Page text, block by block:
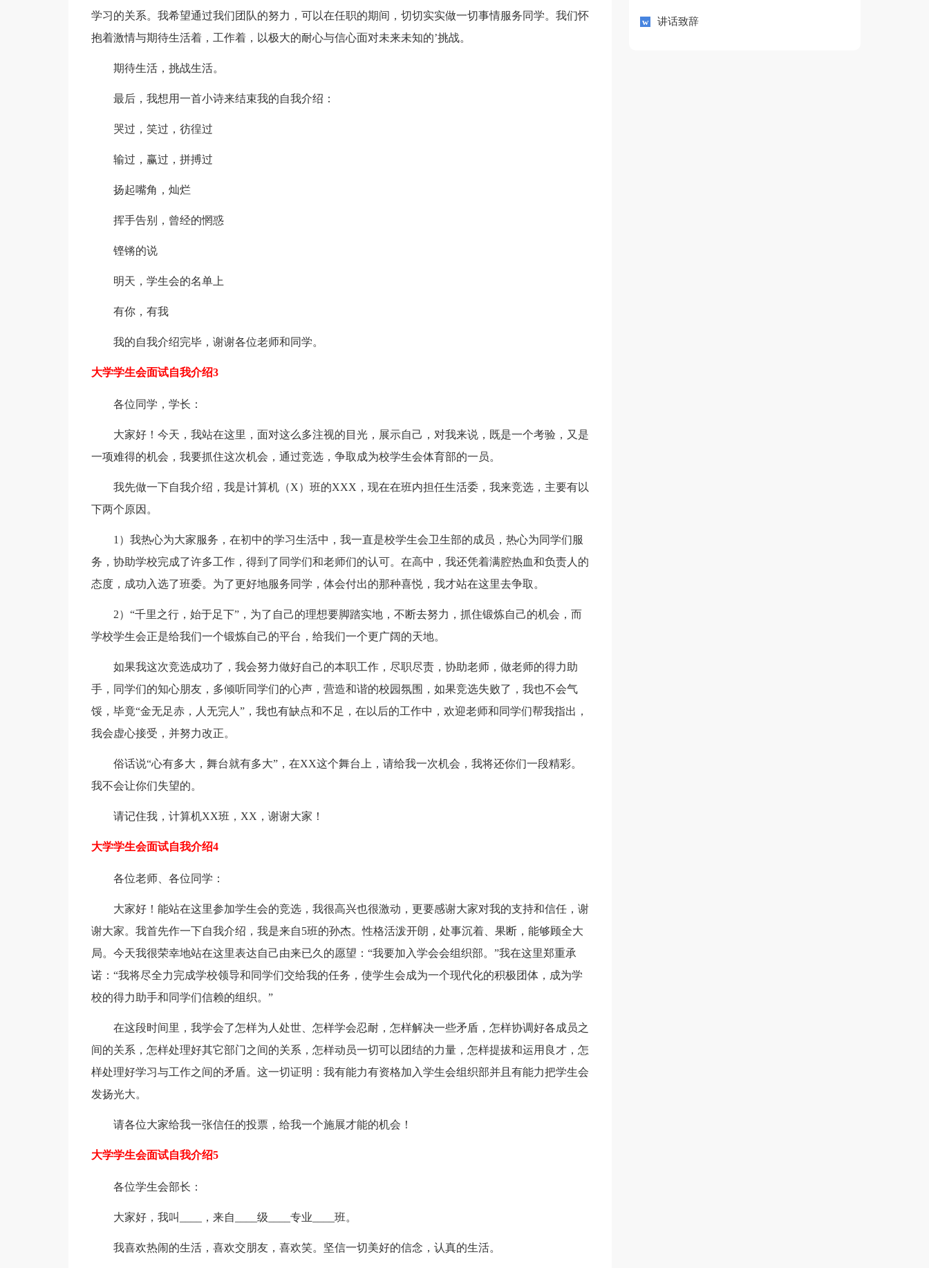
学习的关系。我希望通过我们团队的努力，可以在任职的期间，切切实实做一切事情服务同学。我们怀
抱着激情与期待生活着，工作着，以极大的耐心与信心面对未来未知的’挑战。
期待生活，挑战生活。
最后，我想用一首小诗来结束我的自我介绍：
哭过，笑过，彷徨过
输过，赢过，拼搏过
扬起嘴角，灿烂
挥手告别，曾经的惘惑
铿锵的说
明天，学生会的名单上
有你，有我
我的自我介绍完毕，谢谢各位老师和同学。
大学学生会面试自我介绍3
各位同学，学长：
大家好！今天，我站在这里，面对这么多注视的目光，展示自己，对我来说，既是一个考验，又是
一项难得的机会，我要抓住这次机会，通过竞选，争取成为校学生会体育部的一员。
我先做一下自我介绍，我是计算机（X）班的XXX，现在在班内担任生活委，我来竞选，主要有以
下两个原因。
1）我热心为大家服务，在初中的学习生活中，我一直是校学生会卫生部的成员，热心为同学们服
务，协助学校完成了许多工作，得到了同学们和老师们的认可。在高中，我还凭着满腔热血和负责人的
态度，成功入选了班委。为了更好地服务同学，体会付出的那种喜悦，我才站在这里去争取。
2）“千里之行，始于足下”，为了自己的理想要脚踏实地，不断去努力，抓住锻炼自己的机会，而
学校学生会正是给我们一个锻炼自己的平台，给我们一个更广阔的天地。
如果我这次竞选成功了，我会努力做好自己的本职工作，尽职尽责，协助老师，做老师的得力助
手，同学们的知心朋友，多倾听同学们的心声，营造和谐的校园氛围，如果竞选失败了，我也不会气
馁，毕竟“金无足赤，人无完人”，我也有缺点和不足，在以后的工作中，欢迎老师和同学们帮我指出，
我会虚心接受，并努力改正。
俗话说“心有多大，舞台就有多大”，在XX这个舞台上，请给我一次机会，我将还你们一段精彩。
我不会让你们失望的。
请记住我，计算机XX班，XX，谢谢大家！
大学学生会面试自我介绍4
各位老师、各位同学：
大家好！能站在这里参加学生会的竞选，我很高兴也很激动，更要感谢大家对我的支持和信任，谢
谢大家。我首先作一下自我介绍，我是来自5班的孙杰。性格活泼开朗，处事沉着、果断，能够顾全大
局。今天我很荣幸地站在这里表达自己由来已久的愿望：“我要加入学会会组织部。”我在这里郑重承
诺：“我将尽全力完成学校领导和同学们交给我的任务，使学生会成为一个现代化的积极团体，成为学
校的得力助手和同学们信赖的组织。”
在这段时间里，我学会了怎样为人处世、怎样学会忍耐，怎样解决一些矛盾，怎样协调好各成员之
间的关系，怎样处理好其它部门之间的关系，怎样动员一切可以团结的力量，怎样提拔和运用良才，怎
样处理好学习与工作之间的矛盾。这一切证明：我有能力有资格加入学生会组织部并且有能力把学生会
发扬光大。
请各位大家给我一张信任的投票，给我一个施展才能的机会！
大学学生会面试自我介绍5
各位学生会部长：
大家好，我叫____，来自____级____专业____班。
我喜欢热闹的生活，喜欢交朋友，喜欢笑。坚信一切美好的信念，认真的生活。
讲话致辞